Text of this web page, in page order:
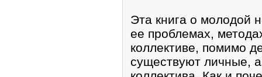
Эта книга о молодой
ее проблемах,
коллективе, помимо
существуют личные,